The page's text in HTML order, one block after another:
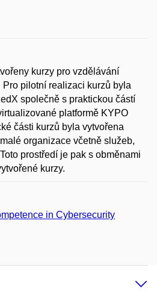
kurzy pro vzdělávání
pilotní realizaci kurzů byla
společně s praktickou částí
platformě KYPO
části kurzů byla vytvořena
organizace včetně služeb,
prostředí je pak s obměnami
kurzy.
in Cybersecurity